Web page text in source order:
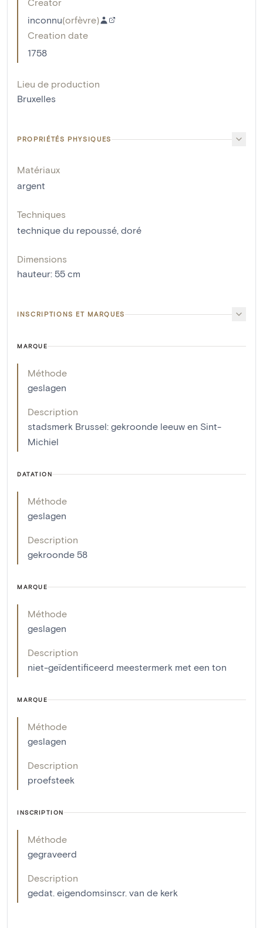
inconnu(orfèvre)
Creation date
1758
Lieu de production
Bruxelles
PROPRIÉTÉS PHYSIQUES
Matériaux
argent
Techniques
technique du repoussé, doré
Dimensions
hauteur: 55 cm
INSCRIPTIONS ET MARQUES
MARQUE
Méthode
geslagen
Description
stadsmerk Brussel: gekroonde leeuw en Sint-
Michiel
DATATION
Méthode
geslagen
Description
gekroonde 58
MARQUE
Méthode
geslagen
Description
niet-geïdentificeerd meestermerk met een ton
MARQUE
Méthode
geslagen
Description
proefsteek
INSCRIPTION
Méthode
gegraveerd
Description
gedat. eigendomsinscr. van de kerk